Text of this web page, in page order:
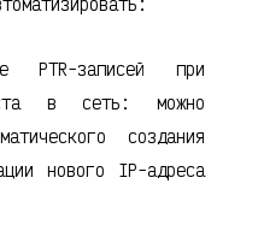
PTR-записей при
в сеть: можно
создания
нового IP-адреса